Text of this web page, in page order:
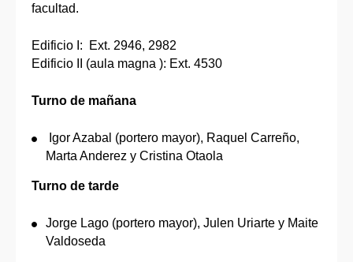
facultad.
Edificio I: Ext. 2946, 2982
Edificio II (aula magna ): Ext. 4530
Turno de mañana
Igor Azabal (portero mayor), Raquel Carreño,
Marta Anderez y Cristina Otaola
Turno de tarde
Jorge Lago (portero mayor), Julen Uriarte y Maite
Valdoseda